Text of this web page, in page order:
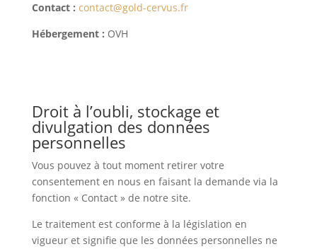
Contact : contact@gold-cervus.fr
Hébergement : OVH
Droit à l’oubli, stockage et
divulgation des données
personnelles
Vous pouvez à tout moment retirer votre
consentement en nous en faisant la demande via la
fonction « Contact » de notre site.
Le traitement est conforme à la législation en
vigueur et signifie que les données personnelles ne